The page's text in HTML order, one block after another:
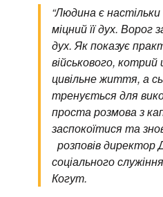
“Людина є
міцний її дух.
дух. Як показує
військового, котрий
цивільне життя, а
тренується для
проста розмова з
заспокоїтися та
розповів
соціального
Когут.